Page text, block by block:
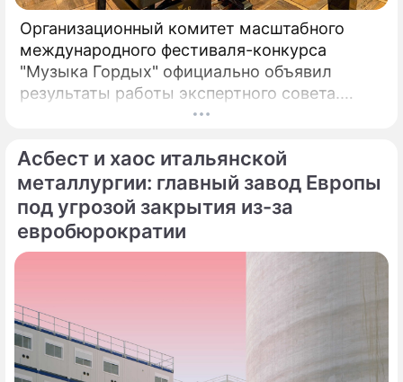
Организационный комитет масштабного
международного фестиваля-конкурса
"Музыка Гордых" официально объявил
результаты работы экспертного совета.
После длительного и тщательного изучения
сформирован шорт-лист из 100 лучших
исполнителей.
Асбест и хаос итальянской
металлургии: главный завод Европы
под угрозой закрытия из-за
евробюрократии